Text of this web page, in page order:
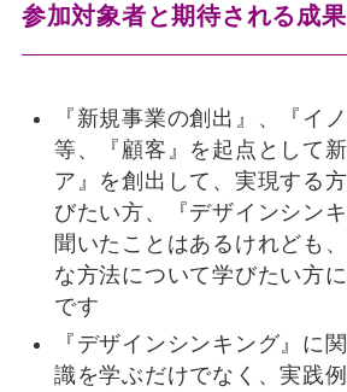
参加対象者と期待される成果
『新規事業の創出』、『イ
等、『顧客』を起点として
ア』を創出して、実現する
びたい方、『デザインシン
聞いたことはあるけれども
な方法について学びたい方
です
『デザインシンキング』に
識を学ぶだけでなく、実践